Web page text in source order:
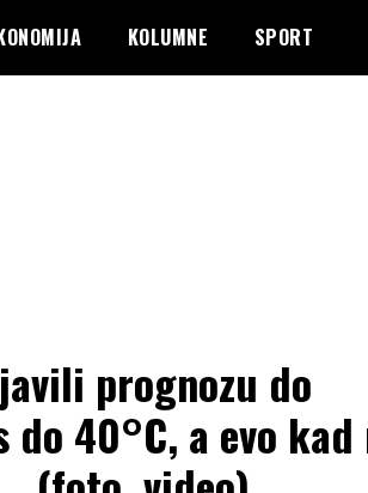
KOLUMNE SPORT
prognozu do
do 40°C, a evo kad